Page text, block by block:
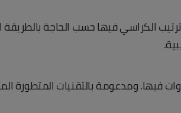
ترتيب الكراسي فيها حسب الحاجة